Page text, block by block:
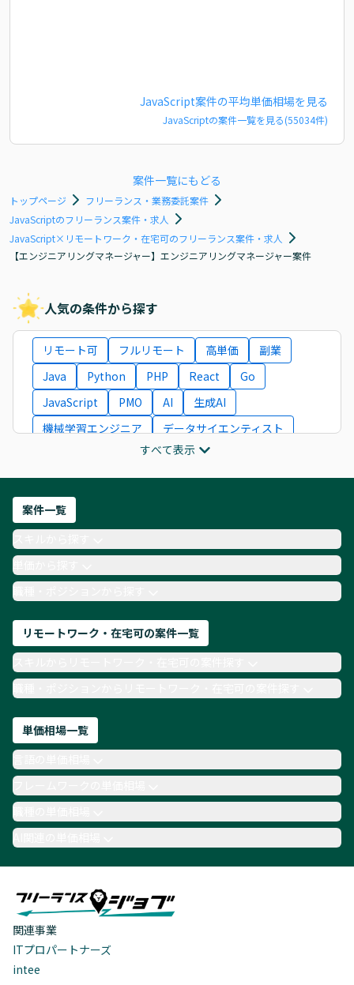
JavaScript案件の平均単価相場を見る
JavaScriptの案件一覧を見る(55034件)
案件一覧にもどる
トップページ
フリーランス・業務委託案件
JavaScriptのフリーランス案件・求人
JavaScript×リモートワーク・在宅可のフリーランス案件・求人
【エンジニアリングマネージャー】エンジニアリングマネージャー案件
人気の条件から探す
リモート可 フルリモート 高単価
副業
Java
Python PHP React
Go
JavaScript
PMO AI
生成AI
機械学習エンジニア
データサイエンティスト
ITコンサルタント
フロントエンドエンジニア
ネットワークエンジニア
AIエンジニア
Webデザイナー
月収100万円 業務委託
COBOL
Ruby
TypeScript
Laravel AWS
すべて表示
案件一覧
単価から探す
職種・ポジションから探す
リモートワーク・在宅可の案件一覧
職種・ポジションからリモートワーク・在宅可の案件探す
単価相場一覧
職種の単価相場
AI関連の単価相場
関連事業
ITプロパートナーズ
intee